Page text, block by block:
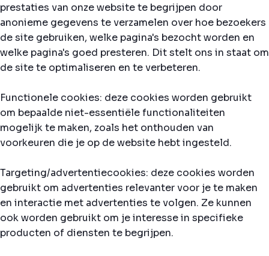
prestaties van onze website te begrijpen door
anonieme gegevens te verzamelen over hoe bezoekers
de site gebruiken, welke pagina's bezocht worden en
welke pagina's goed presteren. Dit stelt ons in staat om
de site te optimaliseren en te verbeteren.
Functionele cookies: deze cookies worden gebruikt
om bepaalde niet-essentiële functionaliteiten
mogelijk te maken, zoals het onthouden van
voorkeuren die je op de website hebt ingesteld.
Targeting/advertentiecookies: deze cookies worden
gebruikt om advertenties relevanter voor je te maken
en interactie met advertenties te volgen. Ze kunnen
ook worden gebruikt om je interesse in specifieke
producten of diensten te begrijpen.